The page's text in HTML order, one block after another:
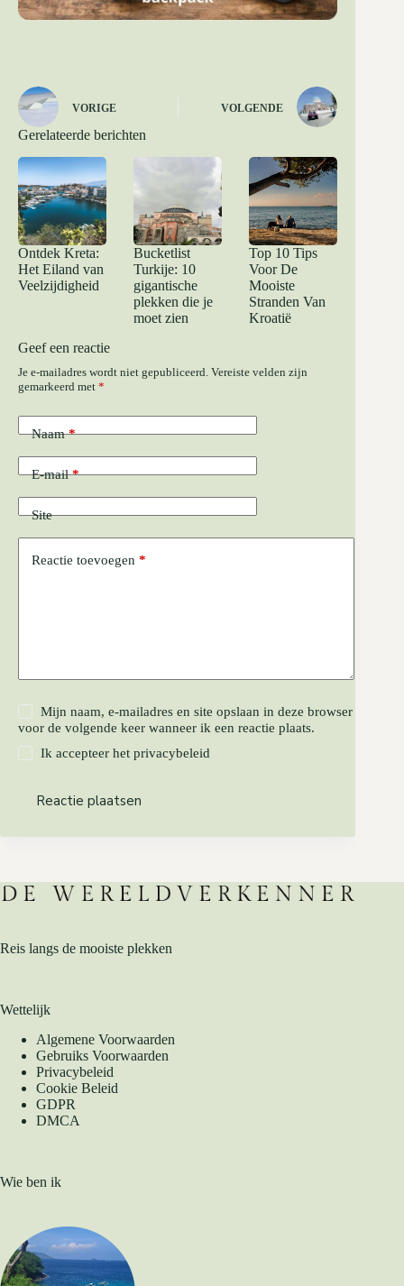
VORIGE VOLGENDE
Gerelateerde berichten
Ontdek Kreta:
Het Eiland van
Veelzijdigheid
Bucketlist
Turkije: 10
gigantische
plekken die je
moet zien
Top 10 Tips
Voor De
Mooiste
Stranden Van
Kroatië
Geef een reactie
Je e-mailadres wordt niet gepubliceerd. Vereiste velden zijn
gemarkeerd met *
Naam*
E-mail*
Site
Reactie toevoegen *
Mijn naam, e-mailadres en site opslaan in deze browser
voor de volgende keer wanneer ik een reactie plaats.
Ik accepteer hetprivacybeleid
Reactie plaatsen
Reis langs de mooiste plekken
Wettelijk
Algemene Voorwaarden
Gebruiks Voorwaarden
Privacybeleid
Cookie Beleid
GDPR
DMCA
Wie ben ik